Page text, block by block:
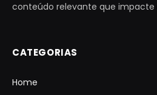
conteúdo relevante que impacte
CATEGORIAS
Home